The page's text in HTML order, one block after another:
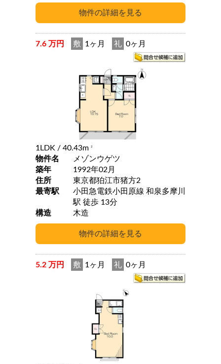
7.6 万円 敷 1ヶ月 礼 0ヶ月
1LDK / 40.43m 2
物件名
メゾンウゲツ
築年
1992年02月
住所
東京都狛江市猪方2
最寄駅
小田急電鉄小田原線 和泉多摩川
駅 徒歩 13分
構造
木造
5.2 万円 敷 1ヶ月 礼 0ヶ月